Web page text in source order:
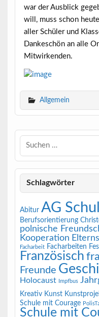
war der Ausblick
will, muss schon
aller Schüler und
Dankeschönan alle
Mitwirkenden.
Allgemein
Schlagwörter
Abitur AG
Berufsorientierung
polnische
Kooperation
Facharbeit Facharbeiten
Französisch
Freunde
Holocaust Impfbus
Kreativ Kunst
Schule mit Courage
Schule mit